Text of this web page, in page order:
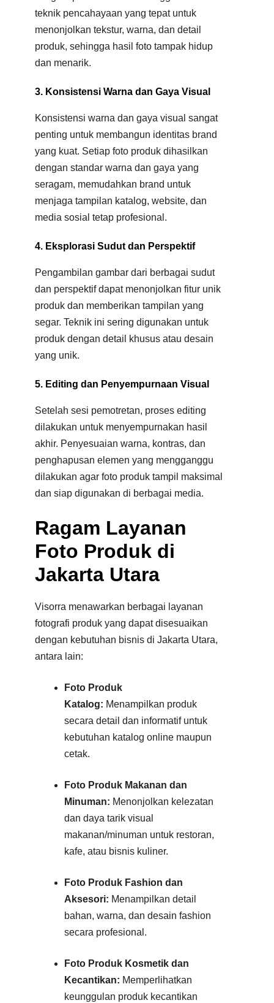
teknik pencahayaan yang tepat untuk
menonjolkan tekstur, warna, dan detail
produk, sehingga hasil foto tampak hidup
dan menarik.
3. Konsistensi Warna dan Gaya Visual
Konsistensi warna dan gaya visual sangat
penting untuk membangun identitas brand
yang kuat. Setiap foto produk dihasilkan
dengan standar warna dan gaya yang
seragam, memudahkan brand untuk
menjaga tampilan katalog, website, dan
media sosial tetap profesional.
4. Eksplorasi Sudut dan Perspektif
Pengambilan gambar dari berbagai sudut
dan perspektif dapat menonjolkan fitur unik
produk dan memberikan tampilan yang
segar. Teknik ini sering digunakan untuk
produk dengan detail khusus atau desain
yang unik.
5. Editing dan Penyempurnaan Visual
Setelah sesi pemotretan, proses editing
dilakukan untuk menyempurnakan hasil
akhir. Penyesuaian warna, kontras, dan
penghapusan elemen yang mengganggu
dilakukan agar foto produk tampil maksimal
dan siap digunakan di berbagai media.
Ragam Layanan
Foto Produk di
Jakarta Utara
Visorra menawarkan berbagai layanan
fotografi produk yang dapat disesuaikan
dengan kebutuhan bisnis di Jakarta Utara,
antara lain:
Foto Produk
Katalog: Menampilkan produk
secara detail dan informatif untuk
kebutuhan katalog online maupun
cetak.
Foto Produk Makanan dan
Minuman: Menonjolkan kelezatan
dan daya tarik visual
makanan/minuman untuk restoran,
kafe, atau bisnis kuliner.
Foto Produk Fashion dan
Aksesori: Menampilkan detail
bahan, warna, dan desain fashion
secara profesional.
Foto Produk Kosmetik dan
Kecantikan: Memperlihatkan
keunggulan produk kecantikan